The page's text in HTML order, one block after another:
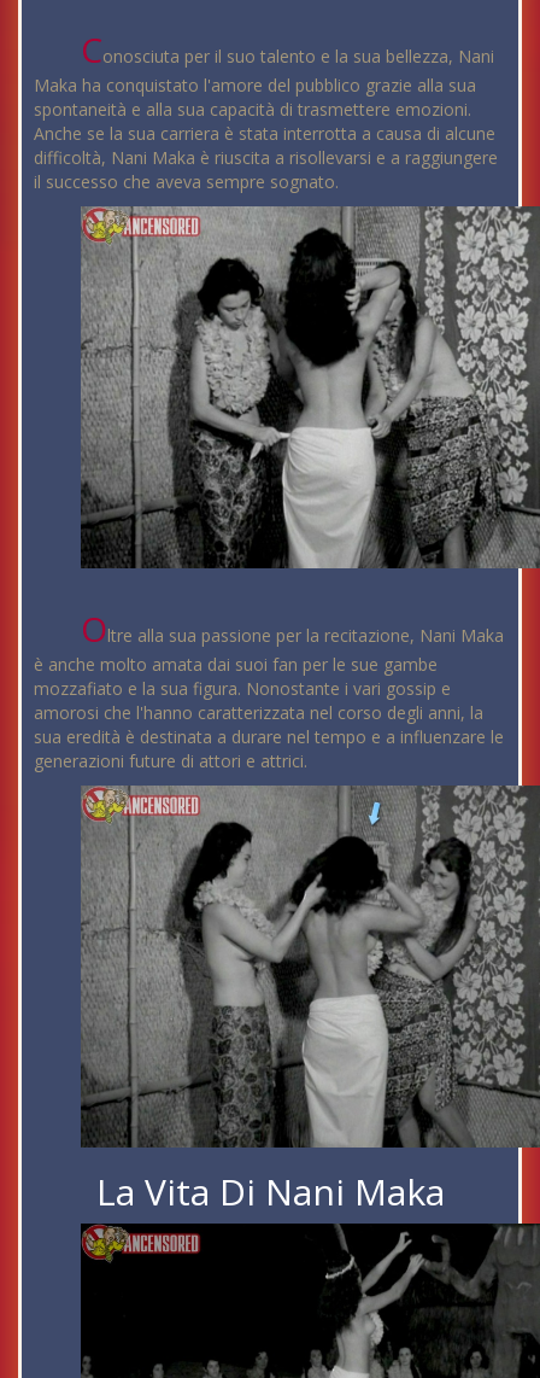
Conosciuta per il suo talento e la sua bellezza, Nani
Maka ha conquistato l'amore del pubblico grazie alla sua
spontaneità e alla sua capacità di trasmettere emozioni.
Anche se la sua carriera è stata interrotta a causa di alcune
difficoltà, Nani Maka è riuscita a risollevarsi e a raggiungere
il successo che aveva sempre sognato.
Oltre alla sua passione per la recitazione, Nani Maka
è anche molto amata dai suoi fan per le sue gambe
mozzafiato e la sua figura. Nonostante i vari gossip e
amorosi che l'hanno caratterizzata nel corso degli anni, la
sua eredità è destinata a durare nel tempo e a influenzare le
generazioni future di attori e attrici.
La Vita Di Nani Maka